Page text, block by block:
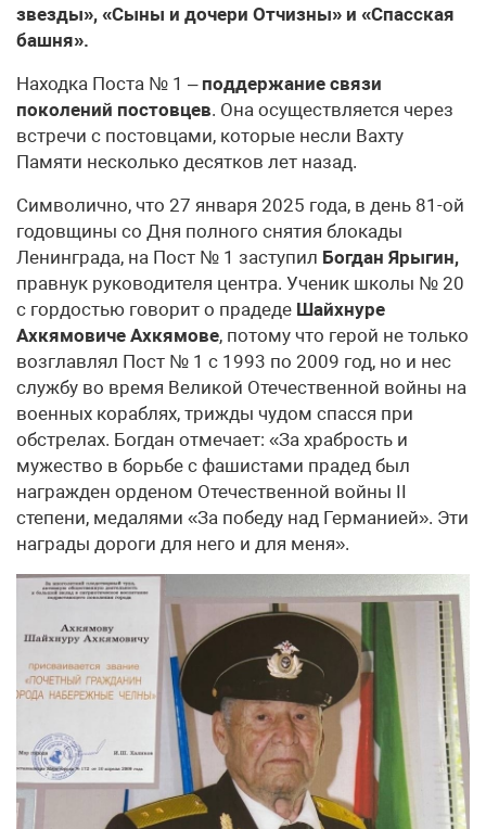
звезды», «Сыны и дочери Отчизны» и «Спасская
башня».
Находка Поста № 1 – поддержание связи
поколений постовцев. Она осуществляется через
встречи с постовцами, которые несли Вахту
Памяти несколько десятков лет назад.
Символично, что 27 января 2025 года, в день 81-ой
годовщины со Дня полного снятия блокады
Ленинграда, на Пост № 1 заступил Богдан Ярыгин,
правнук руководителя центра. Ученик школы № 20
с гордостью говорит о прадеде Шайхнуре
Ахкямовиче Ахкямове, потому что герой не только
возглавлял Пост № 1 с 1993 по 2009 год, но и нес
службу во время Великой Отечественной войны на
военных кораблях, трижды чудом спасся при
обстрелах. Богдан отмечает: «За храбрость и
мужество в борьбе с фашистами прадед был
награжден орденом Отечественной войны II
степени, медалями «За победу над Германией». Эти
награды дороги для него и для меня».